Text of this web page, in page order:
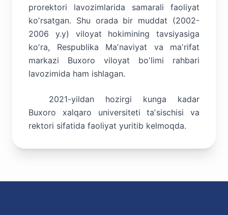
prorektori lavozimlarida samarali faoliyat
koʼrsatgan. Shu orada bir muddat (2002-
2006 y.y) viloyat hokimining tavsiyasiga
koʼra, Respublika Maʼnaviyat va maʼrifat
markazi Buxoro viloyat boʼlimi rahbari
lavozimida ham ishlagan.
2021-yildan hozirgi kunga kadar
Buxoro xalqaro universiteti taʼsischisi va
rektori sifatida faoliyat yuritib kelmoqda.